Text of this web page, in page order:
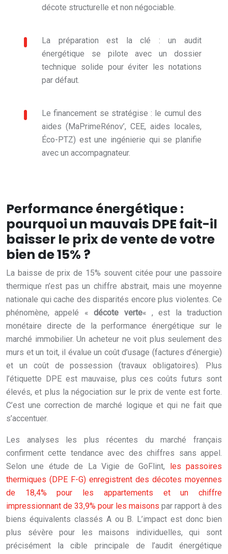
décote structurelle et non négociable.
La préparation est la clé : un audit
énergétique se pilote avec un dossier
technique solide pour éviter les notations
par défaut.
Le financement se stratégise : le cumul des
aides (MaPrimeRénov’, CEE, aides locales,
Éco-PTZ) est une ingénierie qui se planifie
avec un accompagnateur.
Performance énergétique :
pourquoi un mauvais DPE fait-il
baisser le prix de vente de votre
bien de 15% ?
La baisse de prix de 15% souvent citée pour une passoire
thermique n’est pas un chiffre abstrait, mais une moyenne
nationale qui cache des disparités encore plus violentes. Ce
phénomène, appelé «décote verte« , est la traduction
monétaire directe de la performance énergétique sur le
marché immobilier. Un acheteur ne voit plus seulement des
murs et un toit, il évalue un coût d’usage (factures d’énergie)
et un coût de possession (travaux obligatoires). Plus
l’étiquette DPE est mauvaise, plus ces coûts futurs sont
élevés, et plus la négociation sur le prix de vente est forte.
C’est une correction de marché logique et qui ne fait que
s’accentuer.
Les analyses les plus récentes du marché français
confirment cette tendance avec des chiffres sans appel.
Selon une étude de La Vigie de GoFlint, les passoires
thermiques (DPE F-G) enregistrent des décotes moyennes
de 18,4% pour les appartements et un chiffre
impressionnant de 33,9% pour les maisons par rapport à des
biens équivalents classés A ou B. L’impact est donc bien
plus sévère pour les maisons individuelles, qui sont
précisément la cible principale de l’audit énergétique